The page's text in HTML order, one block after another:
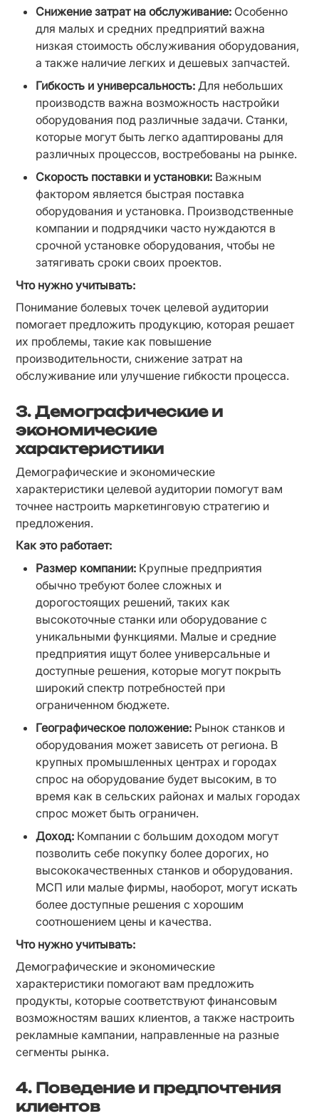
Снижение затрат на обслуживание: Особенно
для малых и средних предприятий важна
низкая стоимость обслуживания оборудования,
а также наличие легких и дешевых запчастей.
Гибкость и универсальность: Для небольших
производств важна возможность настройки
оборудования под различные задачи. Станки,
которые могут быть легко адаптированы для
различных процессов, востребованы на рынке.
Скорость поставки и установки: Важным
фактором является быстрая поставка
оборудования и установка. Производственные
компании и подрядчики часто нуждаются в
срочной установке оборудования, чтобы не
затягивать сроки своих проектов.
Что нужно учитывать:
Понимание болевых точек целевой аудитории
помогает предложить продукцию, которая решает
их проблемы, такие как повышение
производительности, снижение затрат на
обслуживание или улучшение гибкости процесса.
3. Демографические и
экономические
характеристики
Демографические и экономические
характеристики целевой аудитории помогут вам
точнее настроить маркетинговую стратегию и
предложения.
Как это работает:
Размер компании: Крупные предприятия
обычно требуют более сложных и
дорогостоящих решений, таких как
высокоточные станки или оборудование с
уникальными функциями. Малые и средние
предприятия ищут более универсальные и
доступные решения, которые могут покрыть
широкий спектр потребностей при
ограниченном бюджете.
Географическое положение: Рынок станков и
оборудования может зависеть от региона. В
крупных промышленных центрах и городах
спрос на оборудование будет высоким, в то
время как в сельских районах и малых городах
спрос может быть ограничен.
Доход: Компании с большим доходом могут
позволить себе покупку более дорогих, но
высококачественных станков и оборудования.
МСП или малые фирмы, наоборот, могут искать
более доступные решения с хорошим
соотношением цены и качества.
Что нужно учитывать:
Демографические и экономические
характеристики помогают вам предложить
продукты, которые соответствуют финансовым
возможностям ваших клиентов, а также настроить
рекламные кампании, направленные на разные
сегменты рынка.
4. Поведение и предпочтения
клиентов